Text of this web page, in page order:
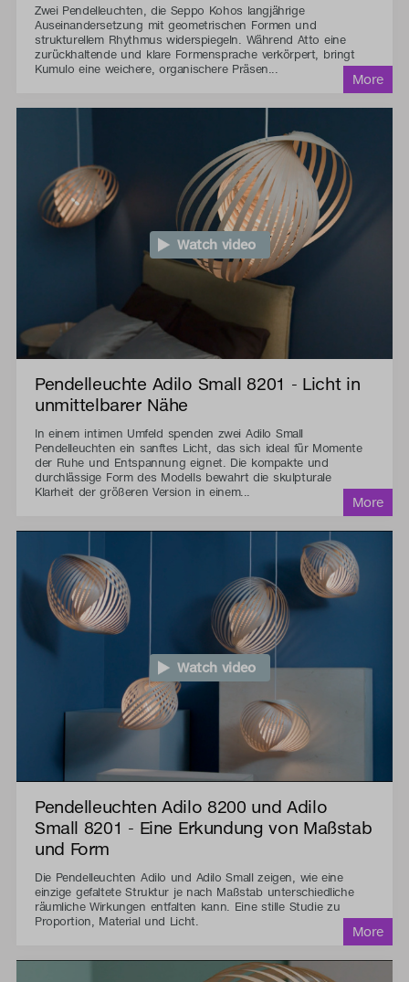
Zwei Pendelleuchten, die Seppo Kohos langjährige
Auseinandersetzung mit geometrischen Formen und
strukturellem Rhythmus widerspiegeln. Während Atto eine
zurückhaltende und klare Formensprache verkörpert, bringt
Kumulo eine weichere, organischere Präsen...
Watch video
Pendelleuchte Adilo Small 8201 - Licht in
unmittelbarer Nähe
In einem intimen Umfeld spenden zwei Adilo Small
Pendelleuchten ein sanftes Licht, das sich ideal für Momente
der Ruhe und Entspannung eignet. Die kompakte und
durchlässige Form des Modells bewahrt die skulpturale
Klarheit der größeren Version in einem...
Watch video
Pendelleuchten Adilo 8200 und Adilo
Small 8201 - Eine Erkundung von Maßstab
und Form
Die Pendelleuchten Adilo und Adilo Small zeigen, wie eine
einzige gefaltete Struktur je nach Maßstab unterschiedliche
räumliche Wirkungen entfalten kann. Eine stille Studie zu
Proportion, Material und Licht.